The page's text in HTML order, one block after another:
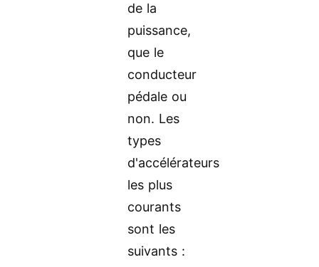
de la
puissance,
que le
conducteur
pédale ou
non. Les
types
d'accélérateurs
les plus
courants
sont les
suivants :